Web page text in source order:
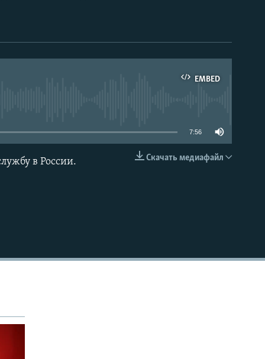
EMBED
EMBED
7:56
Скачать медиафайл
в России.